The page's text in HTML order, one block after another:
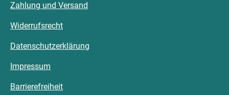
Zahlung und Versand
Widerrufsrecht
Datenschutzerklärung
Impressum
Barrierefreiheit